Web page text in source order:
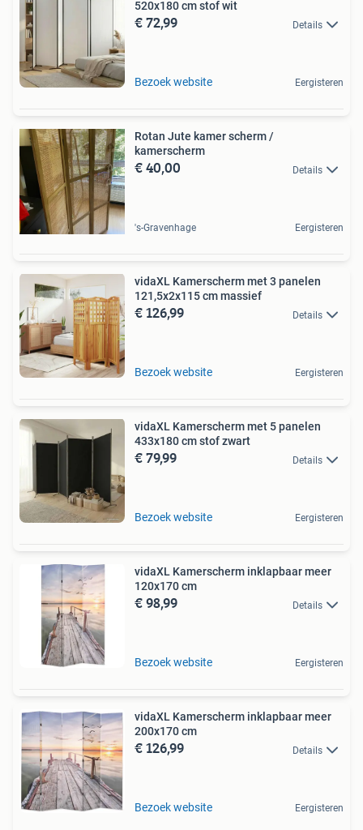
520x180 cm stof wit
€ 72,99 Details
Bezoek website Eergisteren
Rotan Jute kamer scherm /
kamerscherm
€ 40,00 Details
's-Gravenhage Eergisteren
vidaXL Kamerscherm met 3 panelen
121,5x2x115 cm massief
€ 126,99 Details
Bezoek website Eergisteren
vidaXL Kamerscherm met 5 panelen
433x180 cm stof zwart
€ 79,99 Details
Bezoek website Eergisteren
vidaXL Kamerscherm inklapbaar meer
120x170 cm
€ 98,99 Details
Bezoek website Eergisteren
vidaXL Kamerscherm inklapbaar meer
200x170 cm
€ 126,99 Details
Bezoek website Eergisteren